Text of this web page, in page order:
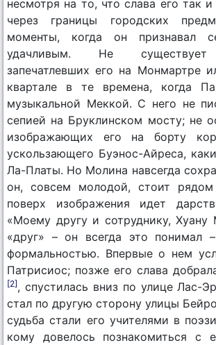
несмотря на то, что слава его так и
через границы городских
моменты, когда он признавал
удачливым. Не существует
запечатлевших его на Монмартре
квартале в те времена, когда
музыкальной Меккой. С него не
сепией на Бруклинском мосту; не
изображающих его на борту
ускользающего Буэнос-Айреса,
Ла-Платы. Но Молина навсегда
он, совсем молодой, стоит
поверх изображения идет
«Моему другу и сотруднику, Хуану
«друг» – он всегда это понимал
формальностью. Впервые о нем
Патрисиос; позже его слава
[2], спустилась вниз по улице Лас-
стал по другую сторону улицы
судьба стали его учителями в
кому довелось познакомиться с